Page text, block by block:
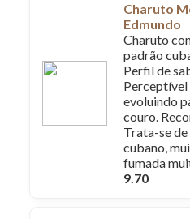
Charuto
Edmundo
Charuto
padrão
Perfil de
Perceptível
evoluindo
couro.
Trata-se
cubano,
fumada
9.70